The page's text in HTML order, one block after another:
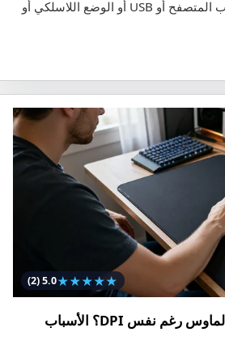
أو 8000Hz منخفضة بسبب المتصفح أو USB أو الوضع اللاسلكي أو
★
★
★
★
★
5.0
(2)
لماذا تختلف حساسية الماوس رغم نفس DPI؟ الأسباب